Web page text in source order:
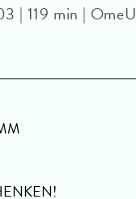
| 119 min | OmeU